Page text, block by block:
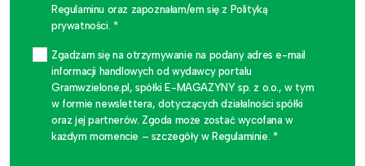
Regulaminu oraz zapoznałam/em się z Polityką
prywatności. *
Zgadzam się na otrzymywanie na podany adres e-mail
informacji handlowych od wydawcy portalu
Gramwzielone.pl, spółki E-MAGAZYNY sp. z o.o., w tym
w formie newslettera, dotyczących działalności spółki
oraz jej partnerów. Zgoda może zostać wycofana w
każdym momencie – szczegóły w Regulaminie. *